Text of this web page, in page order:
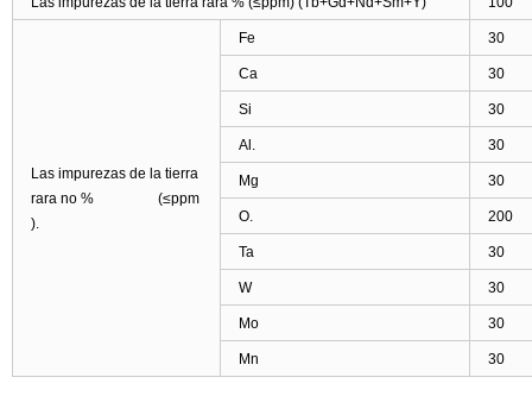
Las impurezas de la tierra
rara no % (≤ppm
).
Fe 30
Ca 30
Si 30
Al. 30
Mg 30
O. 200
Ta 30
W 30
Mo 30
Mn 30